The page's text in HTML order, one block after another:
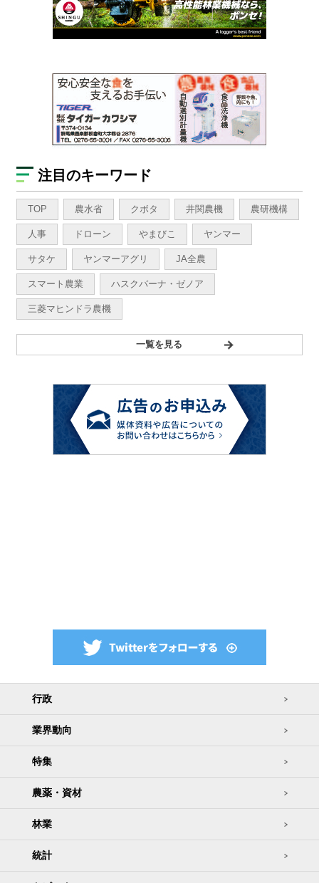
注目のキーワード
TOP 農水省 クボタ 井関農機 農研機構
人事 ドローン やまびこ ヤンマー
サタケ ヤンマーアグリ JA全農
スマート農業 ハスクバーナ・ゼノア
三菱マヒンドラ農機
一覧を見る
行政
業界動向
特集
農薬・資材
林業
統計